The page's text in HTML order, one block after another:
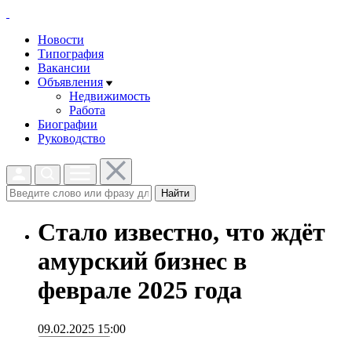
Новости
Типография
Вакансии
Объявления
Недвижимость
Работа
Биографии
Руководство
Найти
Стало известно, что ждёт
амурский бизнес в
феврале 2025 года
09.02.2025 15:00